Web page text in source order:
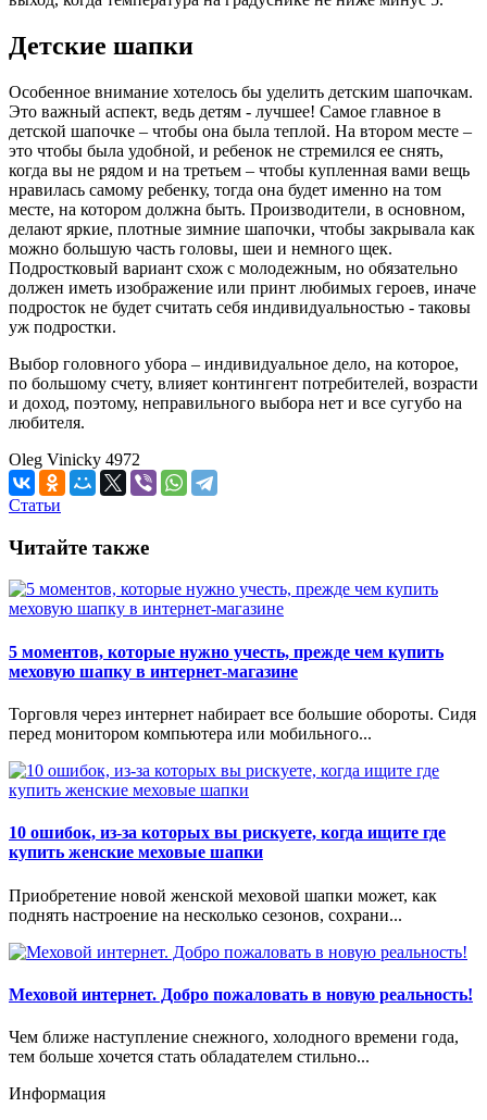
Детские шапки
Особенное внимание хотелось бы уделить детским шапочкам.
Это важный аспект, ведь детям - лучшее! Самое главное в
детской шапочке – чтобы она была теплой. На втором месте –
это чтобы была удобной, и ребенок не стремился ее снять,
когда вы не рядом и на третьем – чтобы купленная вами вещь
нравилась самому ребенку, тогда она будет именно на том
месте, на котором должна быть. Производители, в основном,
делают яркие, плотные зимние шапочки, чтобы закрывала как
можно большую часть головы, шеи и немного щек.
Подростковый вариант схож с молодежным, но обязательно
должен иметь изображение или принт любимых героев, иначе
подросток не будет считать себя индивидуальностью - таковы
уж подростки.
Выбор головного убора – индивидуальное дело, на которое,
по большому счету, влияет контингент потребителей, возрасти
и доход, поэтому, неправильного выбора нет и все сугубо на
любителя.
Oleg Vinicky 4972
Статьи
Читайте также
5 моментов, которые нужно учесть, прежде чем купить
меховую шапку в интернет-магазине
Торговля через интернет набирает все большие обороты. Сидя
перед монитором компьютера или мобильного...
10 ошибок, из-за которых вы рискуете, когда ищите где
купить женские меховые шапки
Приобретение новой женской меховой шапки может, как
поднять настроение на несколько сезонов, сохрани...
Меховой интернет. Добро пожаловать в новую реальность!
Чем ближе наступление снежного, холодного времени года,
тем больше хочется стать обладателем стильно...
Информация